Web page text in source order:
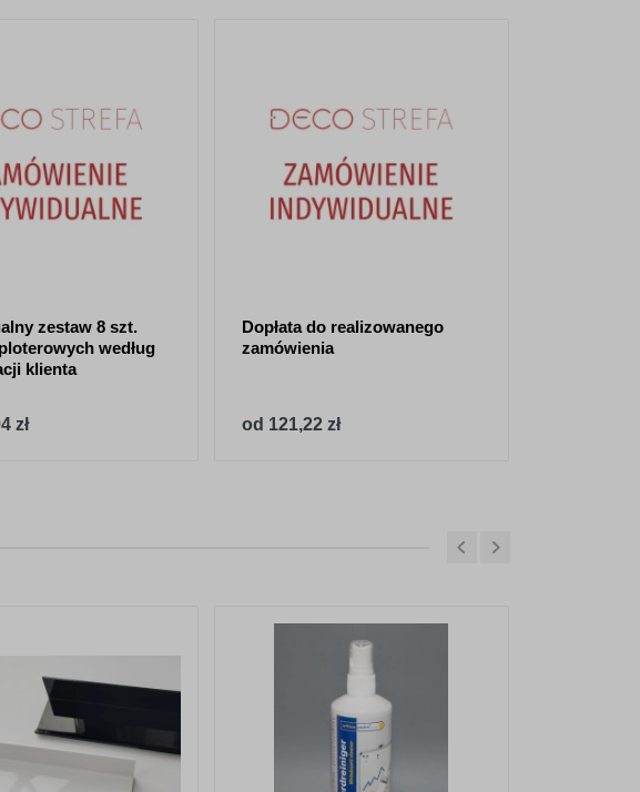
zestaw 8 szt.
według
klienta
zł
Dopłata do realizowanego
zamówienia
od 121,22 zł